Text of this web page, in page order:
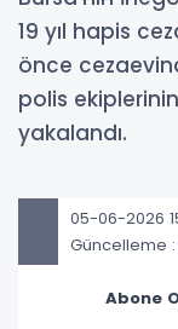
19 yıl hapis
önce
polis
yakalandı.
05-06-2026
Güncelleme
Abone